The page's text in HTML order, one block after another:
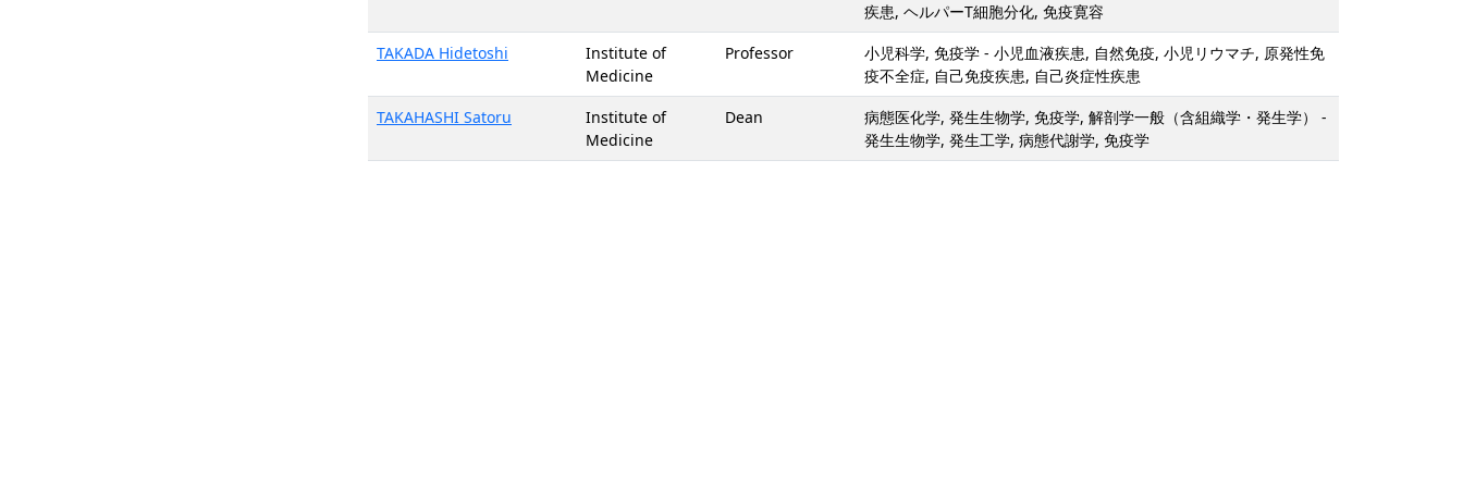
疾患, ヘルパーT細胞分化, 免疫寛容
TAKADA Hidetoshi
Institute of
Medicine
Professor
小児科学, 免疫学 - 小児血液疾患, 自然免疫, 小児リウマチ, 原発性免
疫不全症, 自己免疫疾患, 自己炎症性疾患
TAKAHASHI Satoru
Institute of
Medicine
Dean
病態医化学, 発生生物学, 免疫学, 解剖学一般（含組織学・発生学） -
発生生物学, 発生工学, 病態代謝学, 免疫学